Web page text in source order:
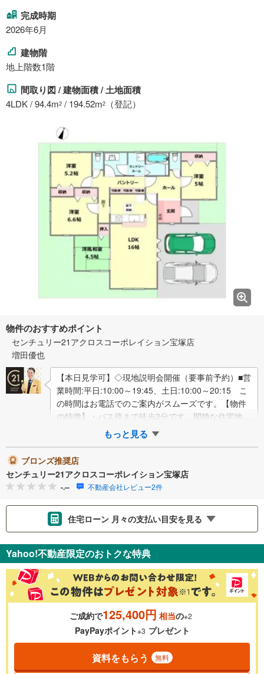
完成時期
2026年6月
建物階
地上階数1階
間取り図 / 建物面積 / 土地面積
4LDK / 94.4m2 / 194.52m2 （登記）
物件のおすすめポイント
センチュリー21アクロスコーポレイション宝塚店
増田優也
【本日見学可】◇現地説明会開催（要事前予約）■営
業時間:平日:10:00～19:45、土日:10:00～20:15 こ
の時間はお電話でのご案内がスムーズです。【物件
の特徴】・バス停まで徒歩2分です。閑静な住宅地で
す。全居室収納付き…
もっと見る
ブロンズ推奨店
センチュリー21アクロスコーポレイション宝塚店
-.-- 不動産会社レビュー2件
住宅ローン 月々の支払い目安を見る
金利 ％
0.01%
Yahoo!不動産限定のおトクな特典
ご成約で125,400円 相当の※2
PayPayポイント※3 プレゼント
資料をもらう 無料